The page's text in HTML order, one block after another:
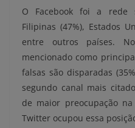
O Facebook foi a rede
Filipinas (47%), Estados
entre outros países.
mencionado como
falsas são disparadas
segundo canal mais
de maior preocupação
Twitter ocupou essa